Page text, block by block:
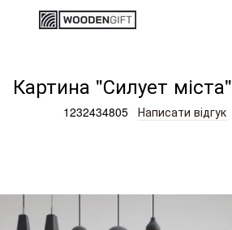
Картина "Силует міста"
1232434805 Написати відгук